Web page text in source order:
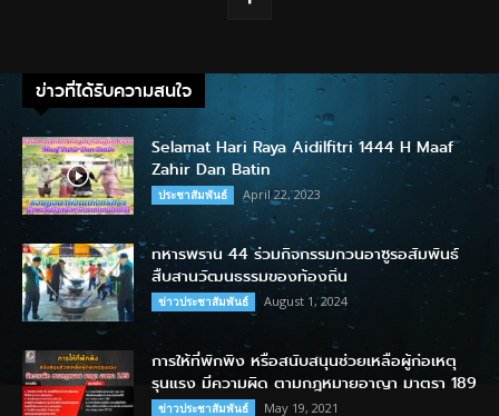
ข่าวที่ได้รับความสนใจ
Selamat Hari Raya Aidilfitri 1444 H Maaf
Zahir Dan Batin
ประชาสัมพันธ์ April 22, 2023
ทหารพราน 44 ร่วมกิจกรรมกวนอาซูรอสัมพันธ์
สืบสานวัฒนธรรมของท้องถิ่น
ข่าวประชาสัมพันธ์ August 1, 2024
การให้ที่พักพิง หรือสนับสนุนช่วยเหลือผู้ก่อเหตุ
รุนแรง มีความผิด ตามกฎหมายอาญา มาตรา 189
ข่าวประชาสัมพันธ์ May 19, 2021